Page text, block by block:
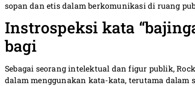
sopan dan etis dalam berkomunikasi di ruang
Instrospeksi kata
bagi
Sebagai seorang intelektual dan figur publik,
dalam menggunakan kata-kata, terutama dalam